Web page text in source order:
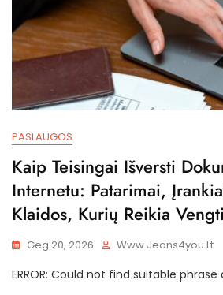
PASLAUGOS
Kaip Teisingai Išversti
Internetu: Patarimai,
Klaidos, Kurių Reikia Vengti
Geg 20, 2026 Www.jeans4you.lt
ERROR: Could not find suitable